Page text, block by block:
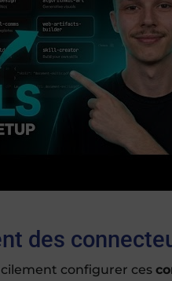
des
configurer ces